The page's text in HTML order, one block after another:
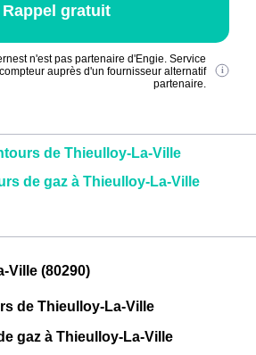
Rappel gratuit
n'est pas partenaire d'Engie. Service
auprès d'un fournisseur alternatif
partenaire.
de Thieulloy-La-Ville
de gaz à Thieulloy-La-Ville
Ville (80290)
de Thieulloy-La-Ville
gaz à Thieulloy-La-Ville